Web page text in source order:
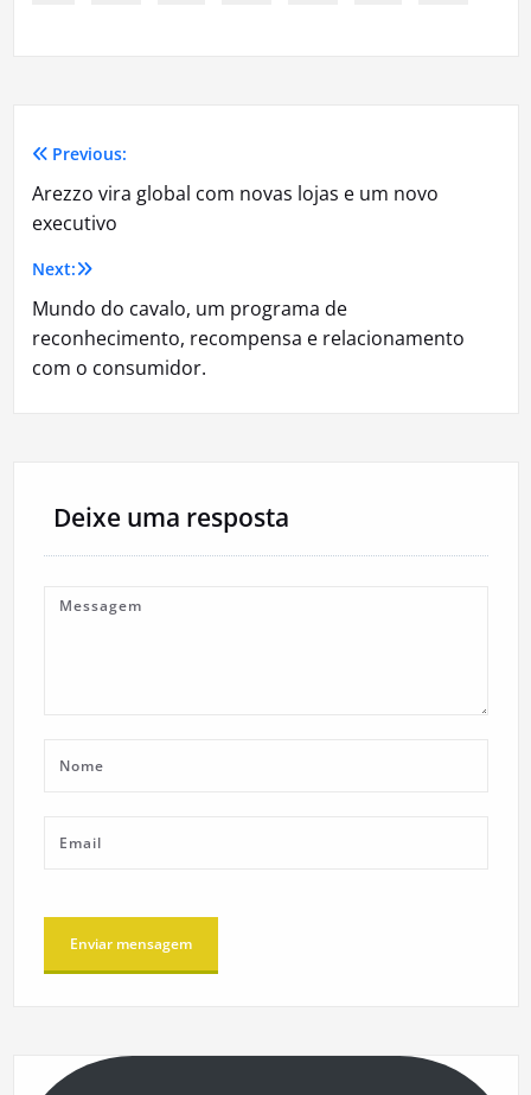
Navegação
de
Post
Previous:
Arezzo vira global com novas lojas e um novo
executivo
Next:
Mundo do cavalo, um programa de
reconhecimento, recompensa e relacionamento
com o consumidor.
Deixe uma resposta